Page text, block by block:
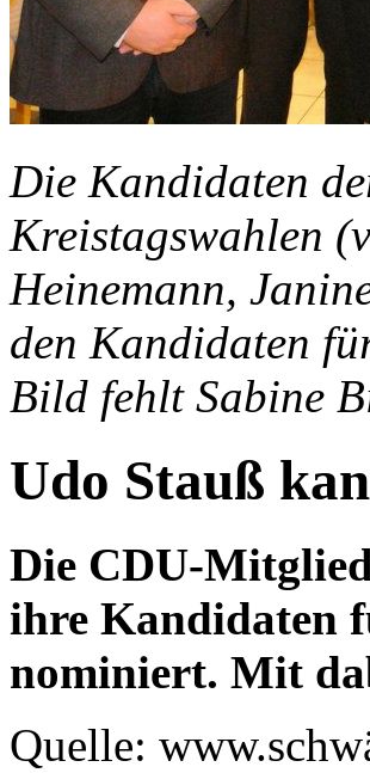
Die Kandidaten
Kreistagswahlen
Heinemann,
den Kandidaten
Bild fehlt Sabine
Udo Stauß
Die CDU-
ihre Kandidaten
nominiert. Mit
Quelle: